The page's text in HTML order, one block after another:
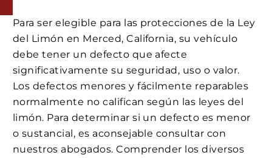
Para ser elegible para las protecciones de la Ley
del Limón en Merced, California, su vehículo
debe tener un defecto que afecte
significativamente su seguridad, uso o valor.
Los defectos menores y fácilmente reparables
normalmente no califican según las leyes del
limón. Para determinar si un defecto es menor
o sustancial, es aconsejable consultar con
nuestros abogados. Comprender los diversos